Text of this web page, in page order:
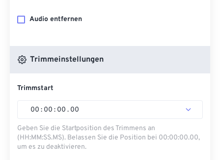
Audio entfernen
Trimmeinstellungen
Trimmstart
00 : 00 : 00 . 00
Geben Sie die Startposition des Trimmens an
(HH:MM:SS.MS). Belassen Sie die Position bei 00:00:00.00,
um es zu deaktivieren.